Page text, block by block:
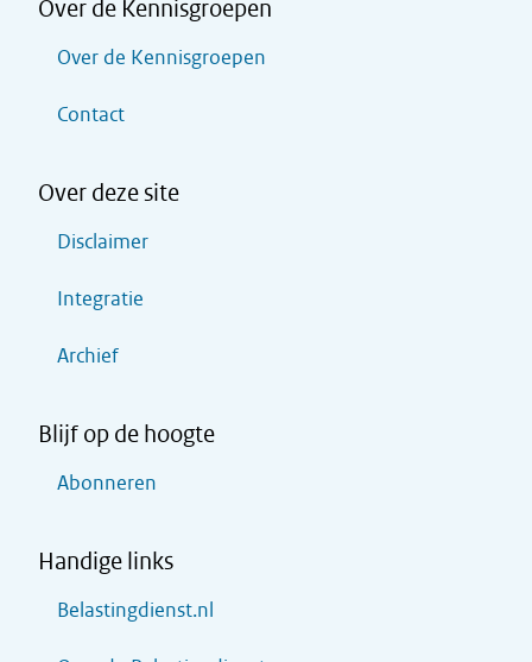
Over de Kennisgroepen
Over de Kennisgroepen
Contact
Over deze site
Disclaimer
Integratie
Archief
Blijf op de hoogte
Abonneren
Handige links
Belastingdienst.nl